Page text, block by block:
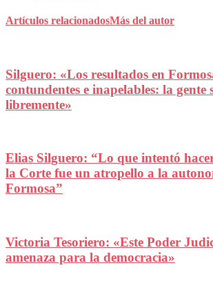
Artículos relacionadosMás del autor
Silguero: «Los resultados en
contundentes e inapelables: la gente
libremente»
Elias Silguero: “Lo que intentó
la Corte fue un atropello a la
Formosa”
Victoria Tesoriero: «Este Poder
amenaza para la democracia»